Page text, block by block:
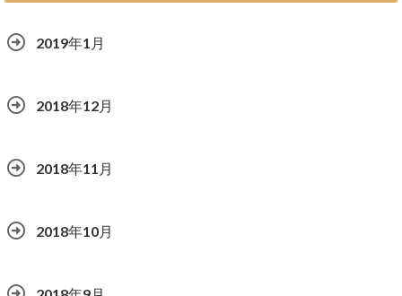
2019年1月
2018年12月
2018年11月
2018年10月